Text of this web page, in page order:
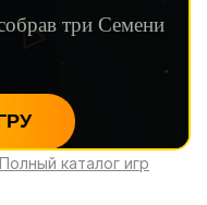
Полный каталог игр